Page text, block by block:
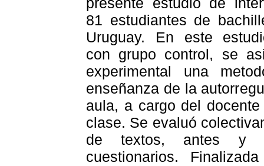
81 estudiantes de
Uruguay. En este
con grupo control, se
experimental una
enseñanza de la
aula, a cargo del
clase. Se evaluó
de textos, antes y
cuestionarios.